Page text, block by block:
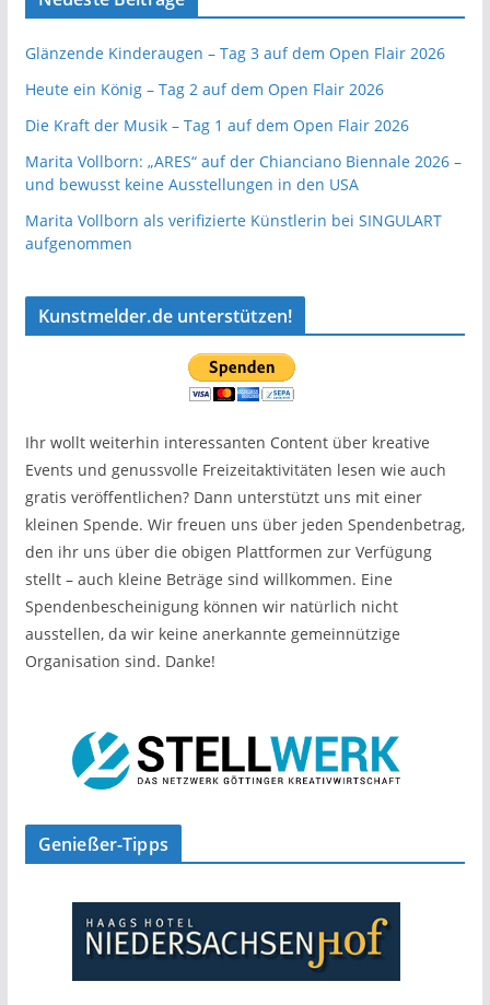
Glänzende Kinderaugen – Tag 3 auf dem Open Flair 2026
Heute ein König – Tag 2 auf dem Open Flair 2026
Die Kraft der Musik – Tag 1 auf dem Open Flair 2026
Marita Vollborn: „ARES“ auf der Chianciano Biennale 2026 –
und bewusst keine Ausstellungen in den USA
Marita Vollborn als verifizierte Künstlerin bei SINGULART
aufgenommen
Kunstmelder.de unterstützen!
Ihr wollt weiterhin interessanten Content über kreative
Events und genussvolle Freizeitaktivitäten lesen wie auch
gratis veröffentlichen? Dann unterstützt uns mit einer
kleinen Spende. Wir freuen uns über jeden Spendenbetrag,
den ihr uns über die obigen Plattformen zur Verfügung
stellt – auch kleine Beträge sind willkommen. Eine
Spendenbescheinigung können wir natürlich nicht
ausstellen, da wir keine anerkannte gemeinnützige
Organisation sind. Danke!
Genießer-Tipps